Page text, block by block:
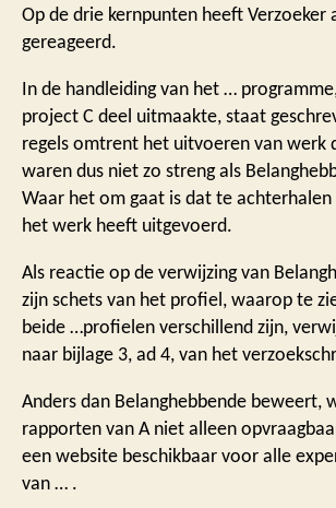
Op de drie kernpunten heeft Verzoeker
gereageerd.
In de handleiding van het …
project C deel uitmaakte, staat
regels omtrent het uitvoeren van werk
waren dus niet zo streng als
Waar het om gaat is dat te
het werk heeft uitgevoerd.
Als reactie op de verwijzing van
zijn schets van het profiel, waarop te
beide …profielen verschillend zijn,
naar bijlage 3, ad 4, van het
Anders dan Belanghebbende beweert,
rapporten van A niet alleen
een website beschikbaar voor alle
van … .